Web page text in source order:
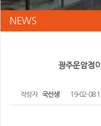
NEWS
광주운암점
작성자 국선생 19-02-08